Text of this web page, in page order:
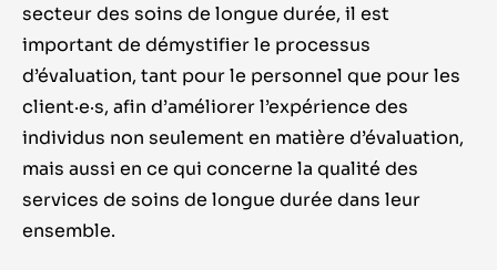
secteur des soins de longue durée, il est
important de démystifier le processus
d’évaluation, tant pour le personnel que pour les
client·e·s, afin d’améliorer l’expérience des
individus non seulement en matière d’évaluation,
mais aussi en ce qui concerne la qualité des
services de soins de longue durée dans leur
ensemble.